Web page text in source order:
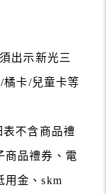
出示新光三
卡/兒童卡等
不含商品禮
商品禮券、電
用金、skm